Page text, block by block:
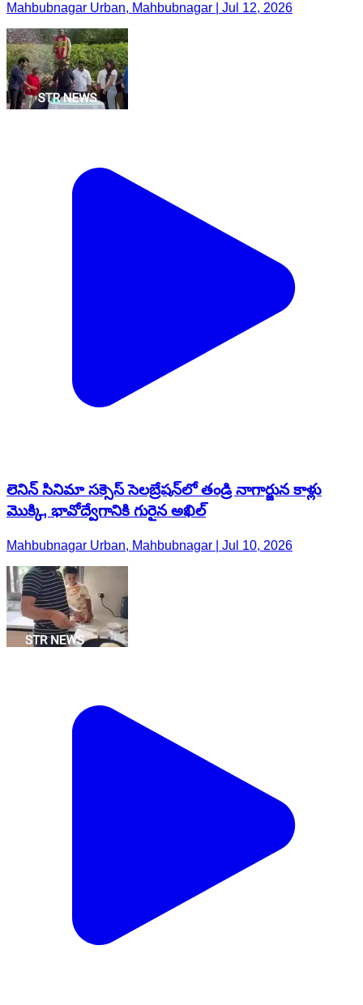
Mahbubnagar Urban, Mahbubnagar | Jul 12, 2026
లెనిన్ సినిమా సక్సెస్ సెలబ్రేషన్‌లో తండ్రి నాగార్జున కాళ్లు
మొక్కి, భావోద్వేగానికి గురైన అఖిల్
Mahbubnagar Urban, Mahbubnagar | Jul 10, 2026